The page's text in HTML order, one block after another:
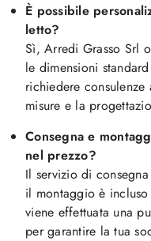
È possibile
letto?
Sì, Arredi Grasso Srl
le dimensioni
richiedere
misure e la
Consegna e
nel prezzo?
Il servizio di
il montaggio è
viene effettuata una
per garantire la tua